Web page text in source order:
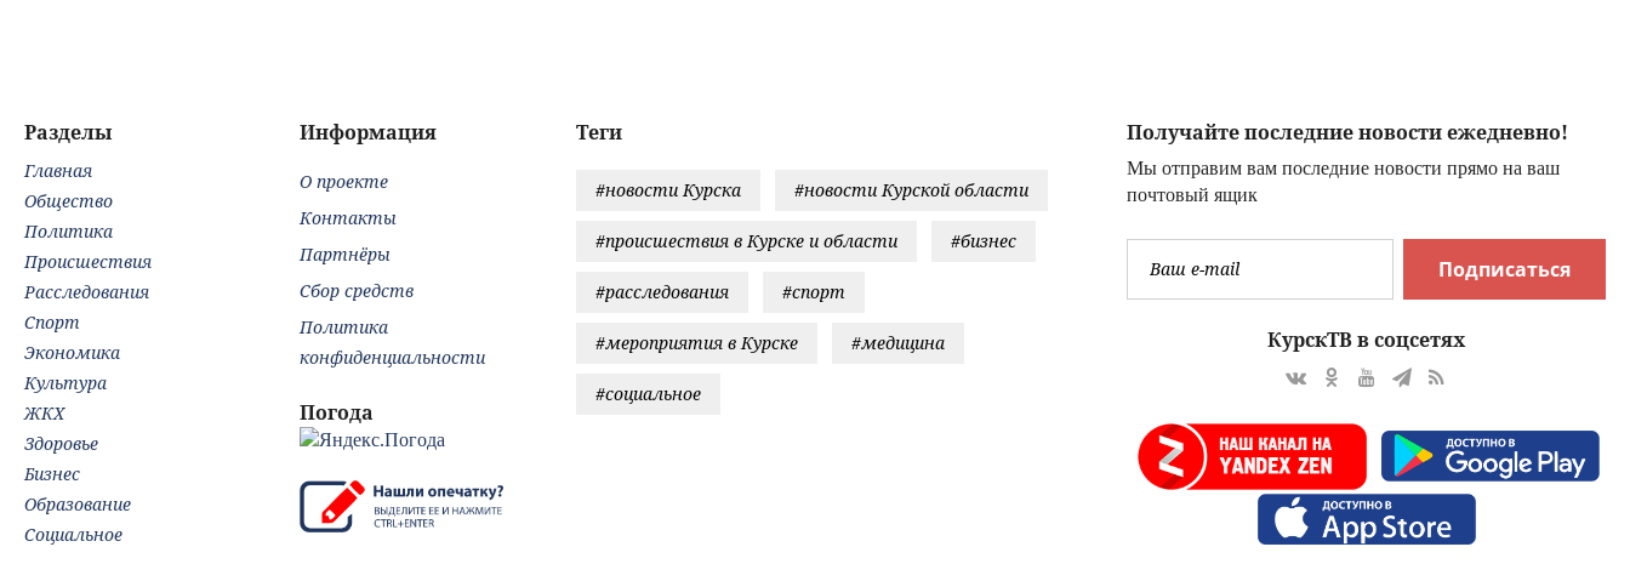
Получайте последние новости ежедневно!
Мы отправим вам последние новости прямо на ваш
почтовый ящик
Подписаться
КурскТВ в соцсетях
Теги
#новости Курска #новости Курской области
#происшествия в Курске и области #бизнес
#расследования #спорт
#мероприятия в Курске #медицина
#социальное
Разделы
Главная
Общество
Политика
Происшествия
Расследования
Спорт
Экономика
Культура
ЖКХ
Здоровье
Бизнес
Образование
Социальное
Информация
О проекте
Контакты
Партнёры
Сбор средств
Политика
конфиденциальности
Погода